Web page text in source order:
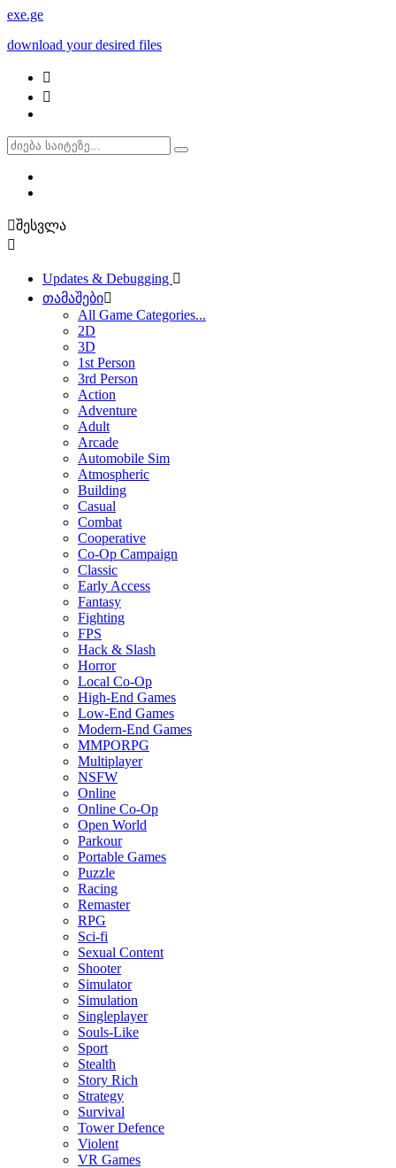
exe.ge
download your desired files
შესვლა
Updates & Debugging
თამაშები
All Game Categories...
2D
3D
1st Person
3rd Person
Action
Adventure
Adult
Arcade
Automobile Sim
Atmospheric
Building
Casual
Combat
Cooperative
Co-Op Campaign
Classic
Early Access
Fantasy
Fighting
FPS
Hack & Slash
Horror
Local Co-Op
High-End Games
Low-End Games
Modern-End Games
MMPORPG
Multiplayer
NSFW
Online
Online Co-Op
Open World
Parkour
Portable Games
Puzzle
Racing
Remaster
RPG
Sci-fi
Sexual Content
Shooter
Simulator
Simulation
Singleplayer
Souls-Like
Sport
Stealth
Story Rich
Strategy
Survival
Tower Defence
Violent
VR Games